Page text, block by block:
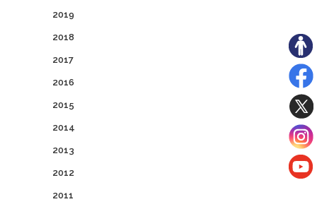
2019
2018
2017
2016
2015
2014
2013
2012
2011